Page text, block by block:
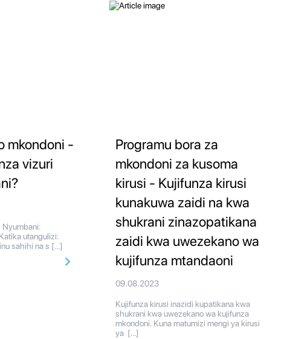
mkondoni -
vizuri
Nyumbani:
utangulizi:
sahihi na s […]
Programu bora za
mkondoni za kusoma
kirusi - Kujifunza kirusi
kunakuwa zaidi na kwa
shukrani zinazopatikana
zaidi kwa uwezekano wa
kujifunza mtandaoni
09.08.2023
Kujifunza kirusi inazidi kupatikana kwa
shukrani kwa uwezekano wa kujifunza
mkondoni. Kuna matumizi mengi ya kirusi
ya […]